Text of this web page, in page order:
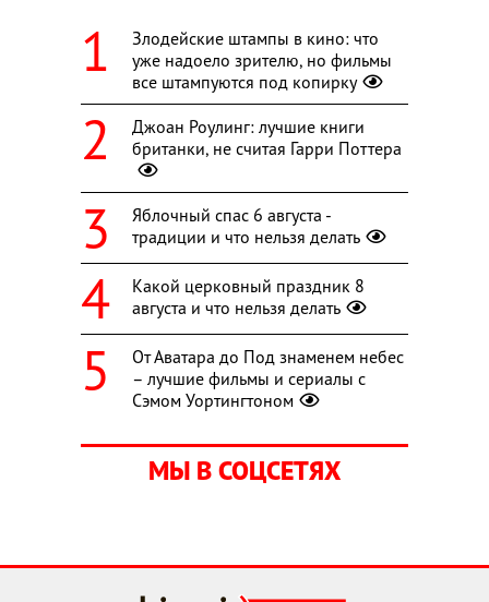
Злодейские штампы в кино: что
уже надоело зрителю, но фильмы
все штампуются под копирку
Джоан Роулинг: лучшие книги
британки, не считая Гарри Поттера
Яблочный спас 6 августа -
традиции и что нельзя делать
Какой церковный праздник 8
августа и что нельзя делать
От Аватара до Под знаменем небес
– лучшие фильмы и сериалы с
Сэмом Уортингтоном
МЫ В СОЦСЕТЯХ